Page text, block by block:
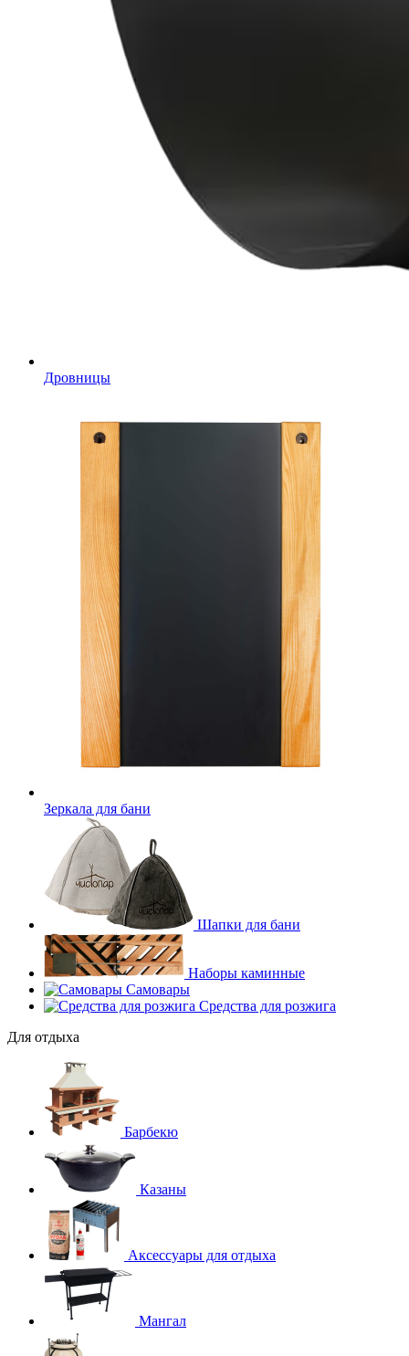
Дровницы
Зеркала для бани
Шапки для бани
Наборы каминные
Самовары
Средства для розжига
Для отдыха
Барбекю
Казаны
Аксессуары для отдыха
Мангал